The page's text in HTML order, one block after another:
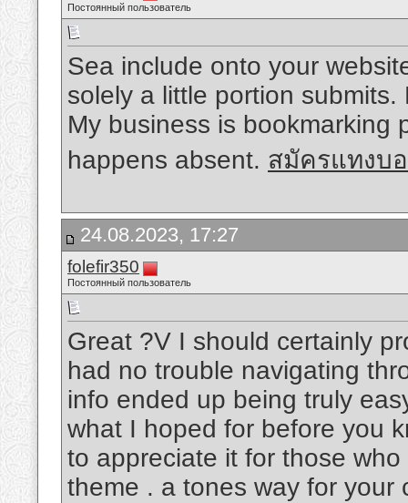
Постоянный пользователь
Sea include onto your
solely a little portion
My business is bookmarking
happens absent. สมัครแทงบ
24.08.2023, 17:27
folefir350
Постоянный пользователь
Great ?V I should certainly
had no trouble navigating
info ended up being truly
what I hoped for before you
to appreciate it for those
theme . a tones way for your